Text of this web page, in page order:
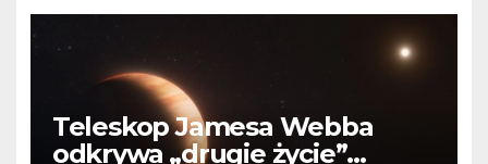
Teleskop Jamesa Webba
odkrywa „drugie życie”